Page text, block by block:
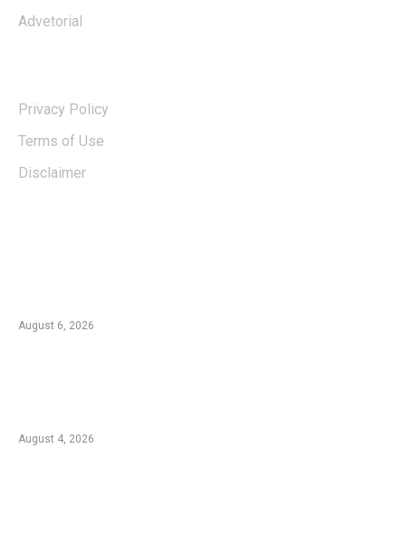
Advetorial
Privacy Policy
Terms of Use
Disclaimer
August 6, 2026
August 4, 2026